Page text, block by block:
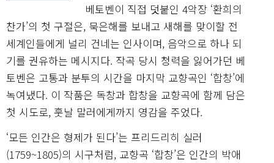
베토벤이 직접 덧붙인 4악장 ‘환희의
찬가’의 첫 구절은, 묵은해를 보내고 새해를 맞이할 전
세계인들에게 널리 건네는 인사이며, 음악으로 하나 되
기를 권유하는 메시지다. 작곡 당시 청력을 잃어가던 베
토벤은 고통과 분투의 시간을 마지막 교향곡인 ‘합창’에
녹여냈다. 이 작품은 독창과 합창을 교향곡에 함께 담은
첫 시도로, 훗날 말러에게까지 영감을 주었다.
‘모든 인간은 형제가 된다’는 프리드리히 실러
(1759~1805)의 시구처럼, 교향곡 ‘합창’은 인간의 박애